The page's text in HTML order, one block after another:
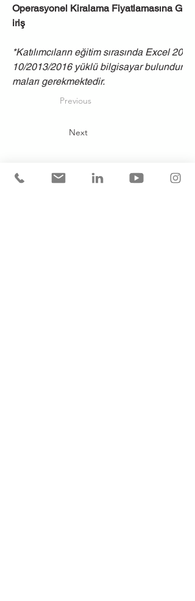
Operasyonel Kiralama Fiyatlamasına G
iriş
*Katılımcıların eğitim sırasında Excel 20
10/2013/2016 yüklü bilgisayar bulundur
maları gerekmektedir.
Previous
Next